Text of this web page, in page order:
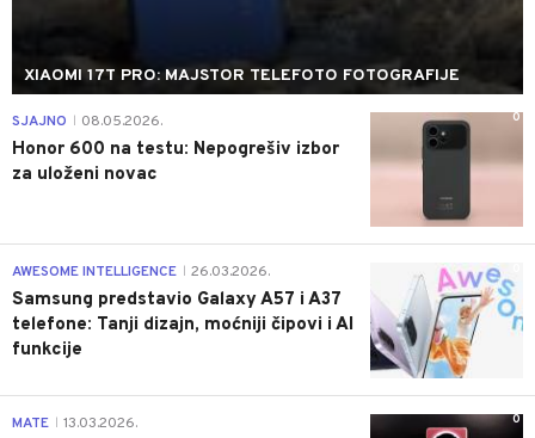
XIAOMI 17T PRO: MAJSTOR TELEFOTO FOTOGRAFIJE
0
SJAJNO 08.05.2026.
Honor 600 na testu: Nepogrešiv izbor
za uloženi novac
AWESOME INTELLIGENCE 26.03.2026.
Samsung predstavio Galaxy A57 i A37
telefone: Tanji dizajn, moćniji čipovi i AI
funkcije
0
MATE 13.03.2026.